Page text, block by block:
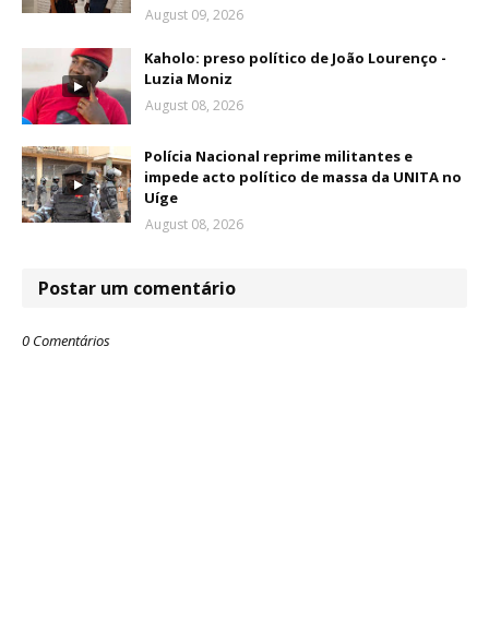
August 09, 2026
Kaholo: preso político de João Lourenço -
Luzia Moniz
August 08, 2026
Polícia Nacional reprime militantes e
impede acto político de massa da UNITA no
Uíge
August 08, 2026
Postar um comentário
0 Comentários